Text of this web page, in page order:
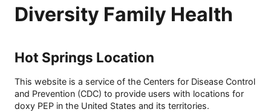
Diversity Family Health
Hot Springs Location
This website is a service of the Centers for Disease Control
and Prevention (CDC) to provide users with locations for
doxy PEP in the United States and its territories.